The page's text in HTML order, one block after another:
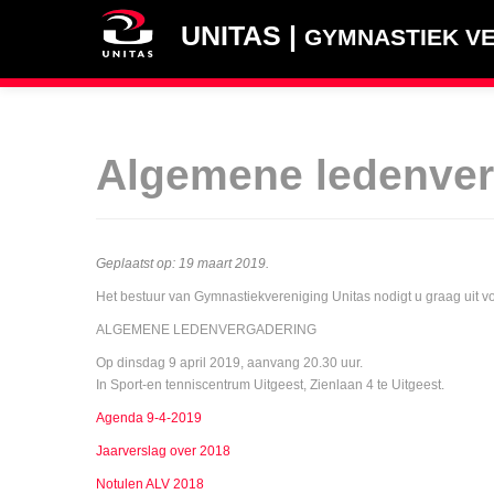
UNITAS | GYMNASTIEK
Algemene
Geplaatst op: 19 maart 2019.
Het bestuur van Gymnastiekvereniging Unitas nodigt u graag uit
ALGEMENE LEDENVERGADERING
Op dinsdag 9 april 2019, aanvang 20.30 uur.
In Sport-en tenniscentrum Uitgeest, Zienlaan 4 te Uitgeest.
Agenda 9-4-2019
Jaarverslag over 2018
Notulen ALV 2018